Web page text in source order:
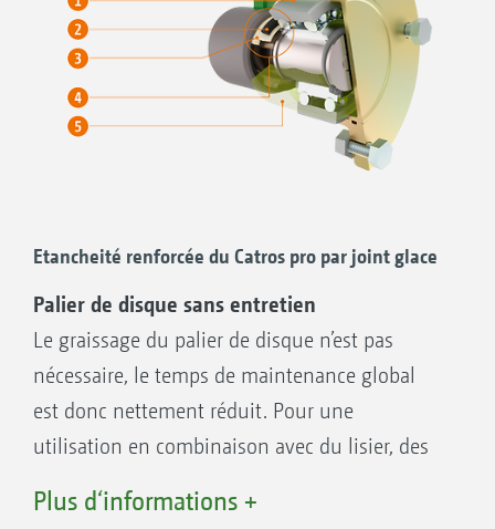
La première et la deuxième rangée de
disques travaillent toujours à la même
profondeur
Confortable avec une modification rapide de
la profondeur de travail, par exemple pour
Etancheité renforcée du Catros pro par joint glace
Palier de disque sans entretien
Le graissage du palier de disque n’est pas
nécessaire, le temps de maintenance global
est donc nettement réduit. Pour une
utilisation en combinaison avec du lisier, des
teneur en chrome plus élevée sont installées.
Plus d‘informations +